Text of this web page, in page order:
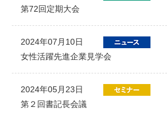
第72回定期大会
2024年07月10日
女性活躍先進企業見学会
2024年05月23日
第２回書記長会議